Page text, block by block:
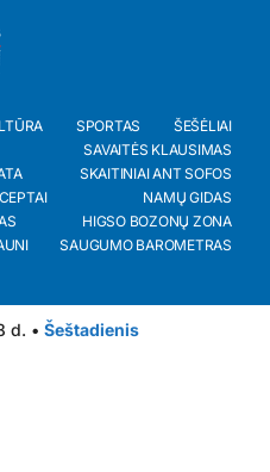
SPORTAS
ŠEŠĖLIAI
SAVAITĖS KLAUSIMAS
SKAITINIAI ANT SOFOS
NAMŲ GIDAS
HIGSO BOZONŲ ZONA
SAUGUMO BAROMETRAS
d. • Šeštadienis